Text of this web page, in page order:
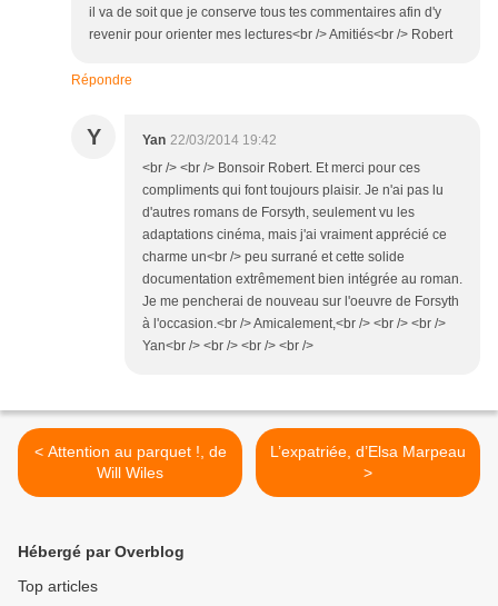
il va de soit que je conserve tous tes commentaires afin d'y
revenir pour orienter mes lectures<br /> Amitiés<br /> Robert
Répondre
Y Yan 22/03/2014 19:42
<br /> <br /> Bonsoir Robert. Et merci pour ces
compliments qui font toujours plaisir. Je n'ai pas lu
d'autres romans de Forsyth, seulement vu les
adaptations cinéma, mais j'ai vraiment apprécié ce
charme un<br /> peu surrané et cette solide
documentation extrêmement bien intégrée au roman.
Je me pencherai de nouveau sur l'oeuvre de Forsyth
à l'occasion.<br /> Amicalement,<br /> <br /> <br />
Yan<br /> <br /> <br /> <br />
< Attention au parquet !, de
Will Wiles
L’expatriée, d’Elsa Marpeau
>
Hébergé par Overblog
Top articles